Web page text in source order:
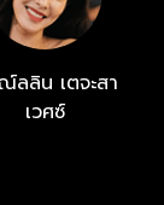
ลลิน เตจะสา
เวศซ์